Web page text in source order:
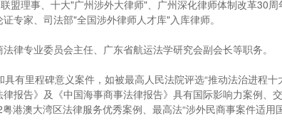
盟理事、十大"广州涉外大律师"、广州深化律师体制改革30
专家、司法部"全国涉外律师人才库"入库律师。
律专业委员会主任、广东省航运法学研究会副会长等职务。
有里程碑意义案件，如被最高人民法院评选“推动法治进程
报告》及《中国海事商事法律报告》具有国际影响力案例
港澳大湾区法律服务优秀案例、最高法“涉外民商事案件适